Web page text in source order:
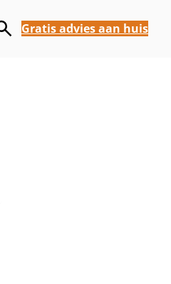
Gratis advies aan huis